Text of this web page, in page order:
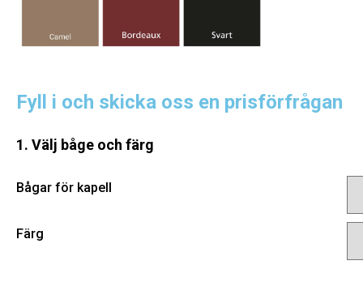
Fyll i och skicka oss en prisförfrågan
1. Välj båge och färg
Bågar för kapell
Färg